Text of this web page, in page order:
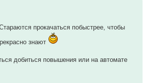
прокачаться побыстрее, чтобы
знают
добиться повышения или на автомате